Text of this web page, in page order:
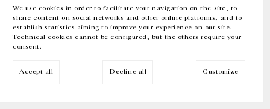
We use cookies in order to facilitate your navigation on the site, to
share content on social networks and other online platforms, and to
establish statistics aiming to improve your experience on our site.
Technical cookies cannot be configured, but the others require your
consent.
Accept all Decline all Customize
EN FR 中文 Facebook Instagram
Inscrivez-vous à notre newsletter